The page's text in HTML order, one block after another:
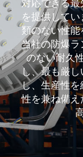
対応できる最
を提供して
類のない性
当社の防爆
のない耐久
し、最も厳
し、生産性を
性を兼ね備え